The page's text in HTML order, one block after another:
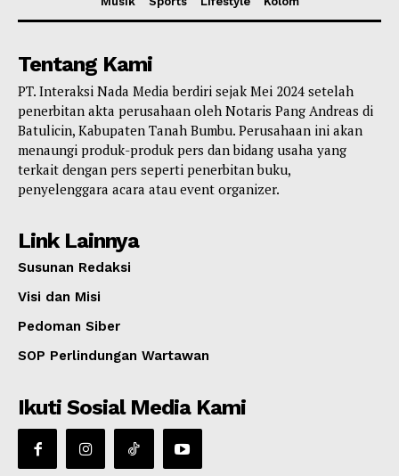
Tentang Kami
PT. Interaksi Nada Media berdiri sejak Mei 2024 setelah
penerbitan akta perusahaan oleh Notaris Pang Andreas di
Batulicin, Kabupaten Tanah Bumbu. Perusahaan ini akan
menaungi produk-produk pers dan bidang usaha yang
terkait dengan pers seperti penerbitan buku,
penyelenggara acara atau event organizer.
Link Lainnya
Susunan Redaksi
Visi dan Misi
Pedoman Siber
SOP Perlindungan Wartawan
Ikuti Sosial Media Kami